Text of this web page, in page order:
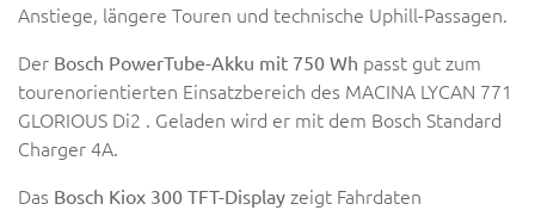
Anstiege, längere Touren und technische Uphill-Passagen.
Der Bosch PowerTube-Akku mit 750 Wh passt gut zum
tourenorientierten Einsatzbereich des MACINA LYCAN 771
GLORIOUS Di2 . Geladen wird er mit dem Bosch Standard
Charger 4A.
Das Bosch Kiox 300 TFT-Display zeigt Fahrdaten